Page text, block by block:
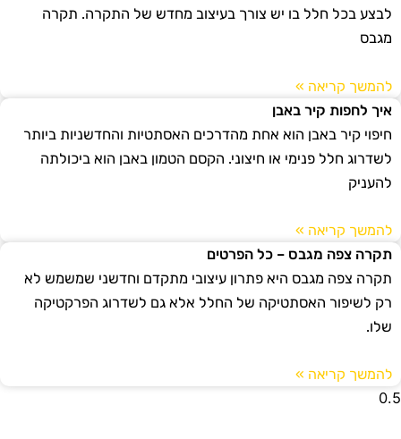
לבצע בכל חלל בו יש צורך בעיצוב מחדש של התקרה. תקרה
מגבס
להמשך קריאה »
איך לחפות קיר באבן
חיפוי קיר באבן הוא אחת מהדרכים האסתטיות והחדשניות ביותר
לשדרוג חלל פנימי או חיצוני. הקסם הטמון באבן הוא ביכולתה
להעניק
להמשך קריאה »
תקרה צפה מגבס – כל הפרטים
תקרה צפה מגבס היא פתרון עיצובי מתקדם וחדשני שמשמש לא
רק לשיפור האסתטיקה של החלל אלא גם לשדרוג הפרקטיקה
שלו.
להמשך קריאה »